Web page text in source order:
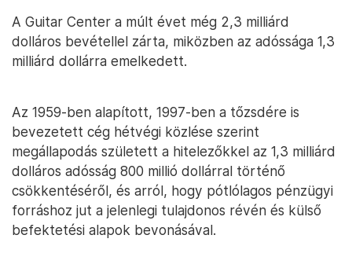
A Guitar Center a múlt évet még 2,3 milliárd
dolláros bevétellel zárta, miközben az adóssága 1,3
milliárd dollárra emelkedett.
Az 1959-ben alapított, 1997-ben a tőzsdére is
bevezetett cég hétvégi közlése szerint
megállapodás született a hitelezőkkel az 1,3 milliárd
dolláros adósság 800 millió dollárral történő
csökkentéséről, és arról, hogy pótlólagos pénzügyi
forráshoz jut a jelenlegi tulajdonos révén és külső
befektetési alapok bevonásával.